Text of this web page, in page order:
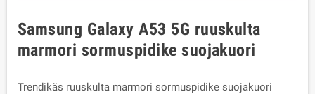
Samsung Galaxy A53 5G ruuskulta
marmori sormuspidike suojakuori
Trendikäs ruuskulta marmori sormuspidike suojakuori